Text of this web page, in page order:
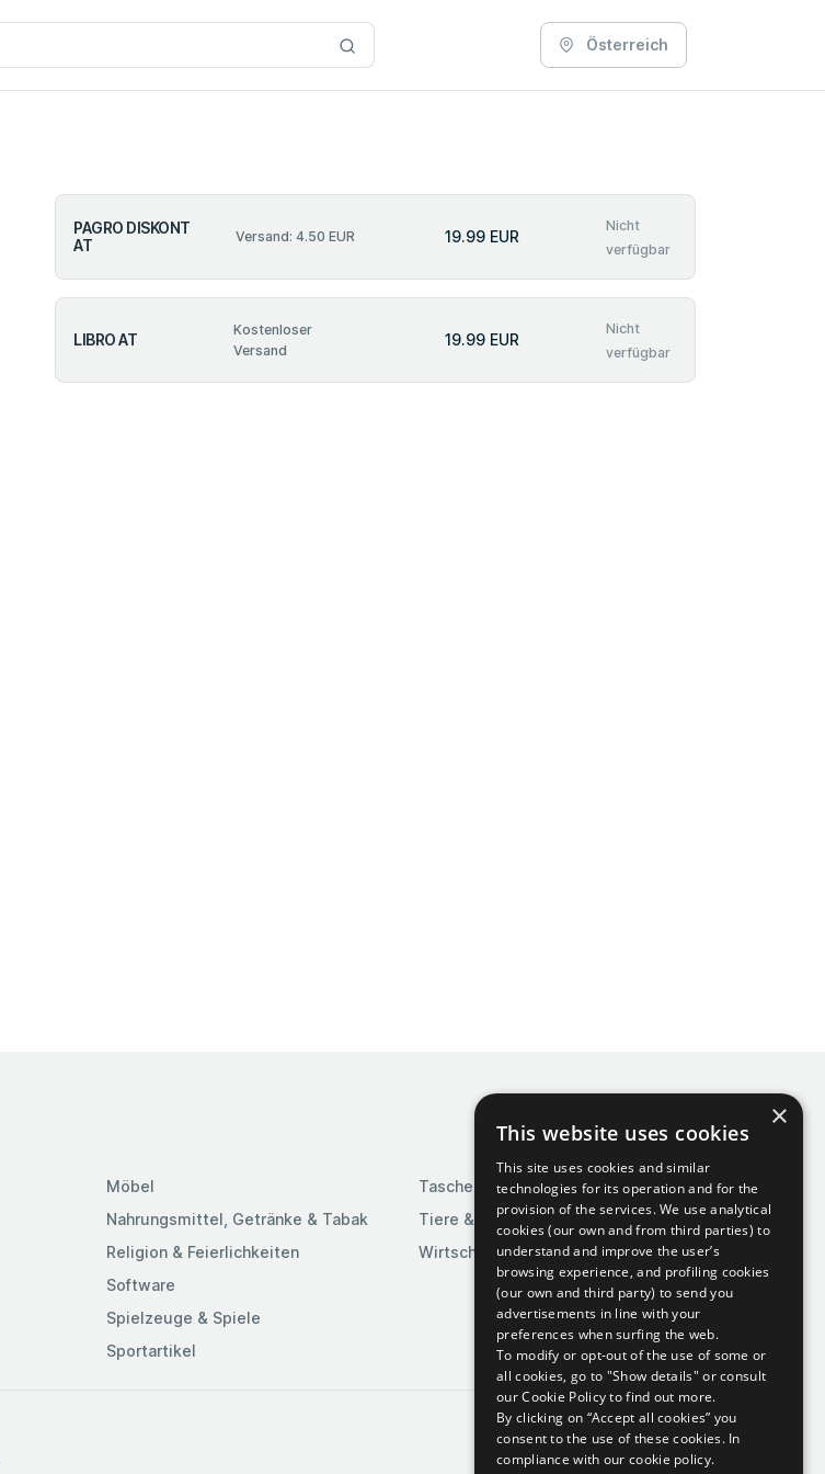
Österreich
PAGRO DISKONT
AT
Versand: 4.50 EUR 19.99 EUR
Nicht
verfügbar
LIBRO AT
Kostenloser
Versand
19.99 EUR
Nicht
verfügbar
Möbel
Nahrungsmittel, Getränke & Tabak
Religion & Feierlichkeiten
Software
Spielzeuge & Spiele
Sportartikel
Taschen & Gepäck
Tiere & Tierbedarf
Wirtschaft & Industrie
×
This website uses cookies
This site uses cookies and similar
technologies for its operation and for the
provision of the services. We use analytical
cookies (our own and from third parties) to
understand and improve the user’s
browsing experience, and profiling cookies
(our own and third party) to send you
advertisements in line with your
preferences when surfing the web.
To modify or opt-out of the use of some or
all cookies, go to "Show details" or consult
our Cookie Policy to find out more.
By clicking on “Accept all cookies” you
consent to the use of these cookies. In
compliance with our cookie policy.